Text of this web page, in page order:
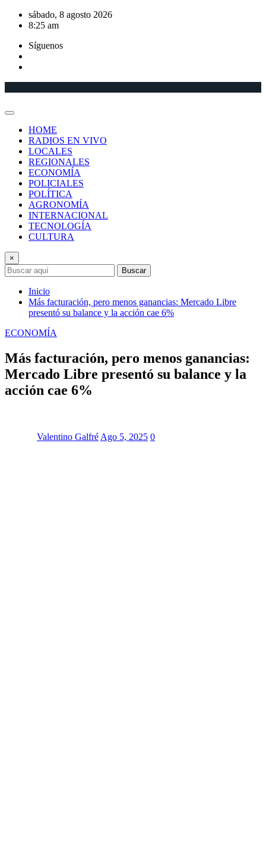
Saltar
sábado, 8 agosto 2026
8:25 am
Síguenos
HOME
RADIOS EN VIVO
LOCALES
REGIONALES
ECONOMÍA
POLICIALES
POLÍTICA
AGRONOMÍA
INTERNACIONAL
TECNOLOGÍA
CULTURA
×
Buscar
Inicio
Más facturación, pero menos ganancias: Mercado Libre
presentó su balance y la acción cae 6%
ECONOMÍA
Más facturación, pero menos ganancias:
Mercado Libre presentó su balance y la
acción cae 6%
Valentino Galfré Ago 5, 2025 0